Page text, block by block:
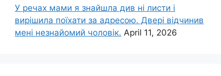
У речах мами я знайшла див ні листи і
вирішила поїхати за адресою. Двері відчинив
мені незнайомий чоловік. April 11, 2026